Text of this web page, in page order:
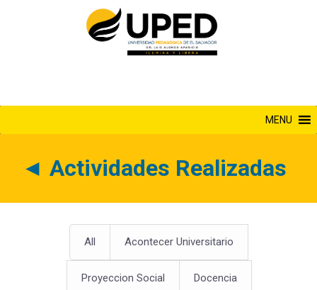
MENU
◄ Actividades Realizadas
All Acontecer Universitario
Proyeccion Social Docencia